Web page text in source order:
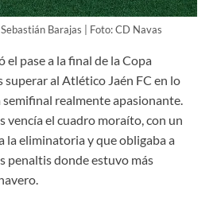
Barajas | Foto: CD Navas
el pase a la final de la Copa
superar al Atlético Jaén FC en lo
realmente apasionante.
vencía el cuadro moraíto, con un
la eliminatoria y que obligaba a
penaltis donde estuvo más